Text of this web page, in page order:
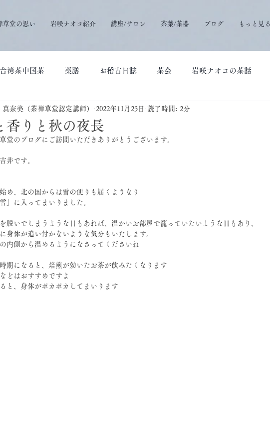
草堂の思い 岩咲ナオコ紹介 講座/サロン 茶葉/茶器 ブログ もっと見る
台湾茶中国茶 薬膳 お稽古日誌 茶会 岩咲ナオコの茶話
具
香りと秋の夜長
真奈美（茶禅草堂認定講師） 2022年11月25日 読了時間: 2分
堂のブログにご訪問いただきありがとうございます。
井です。
め、北の国からは雪の便りも届くようなり
」に入ってまいりました。
脱いでしまうような日もあれば、温かいお部屋で籠っていたいような日もあり、
身体が追い付かないような気分もいたします。
内側から温めるようになさってくださいね
期になると、焙煎が効いたお茶が飲みたくなります
どはおすすめですよ
と、身体がポカポカしてまいります